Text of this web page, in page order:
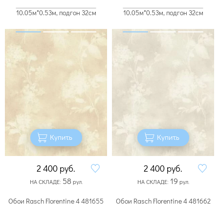
10.05м*0.53м, подгон 32см
Купить
2 400 руб.
НА СКЛАДЕ: 58 рул.
10.05м*0.53м, подгон 32см
Купить
2 400 руб.
НА СКЛАДЕ: 19 рул.
Обои Rasch Florentine 4 481655
Обои Rasch Florentine 4 481662